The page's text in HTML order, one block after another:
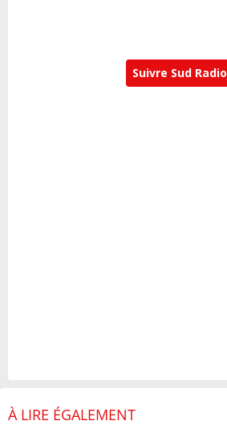
Suivre Sud Radio
À LIRE ÉGALEMENT